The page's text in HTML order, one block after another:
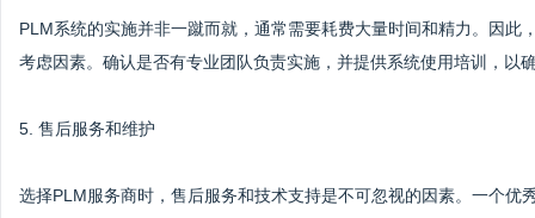
PLM系统的实施并非一蹴而就，通常需要耗费大量时间和精力。因
考虑因素。确认是否有专业团队负责实施，并提供系统使用培训，以
5. 售后服务和维护
选择PLM服务商时，售后服务和技术支持是不可忽视的因素。一个